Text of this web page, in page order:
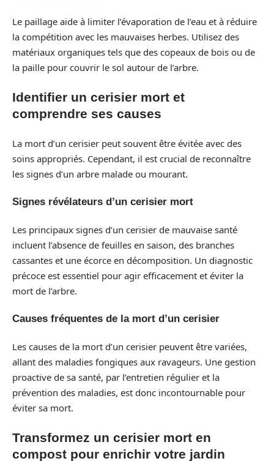
Le paillage aide à limiter l’évaporation de l’eau et à réduire
la compétition avec les mauvaises herbes. Utilisez des
matériaux organiques tels que des copeaux de bois ou de
la paille pour couvrir le sol autour de l’arbre.
Identifier un cerisier mort et
comprendre ses causes
La mort d’un cerisier peut souvent être évitée avec des
soins appropriés. Cependant, il est crucial de reconnaître
les signes d’un arbre malade ou mourant.
Signes révélateurs d’un cerisier mort
Les principaux signes d’un cerisier de mauvaise santé
incluent l’absence de feuilles en saison, des branches
cassantes et une écorce en décomposition. Un diagnostic
précoce est essentiel pour agir efficacement et éviter la
mort de l’arbre.
Causes fréquentes de la mort d’un cerisier
Les causes de la mort d’un cerisier peuvent être variées,
allant des maladies fongiques aux ravageurs. Une gestion
proactive de sa santé, par l’entretien régulier et la
prévention des maladies, est donc incontournable pour
éviter sa mort.
Transformez un cerisier mort en
compost pour enrichir votre jardin